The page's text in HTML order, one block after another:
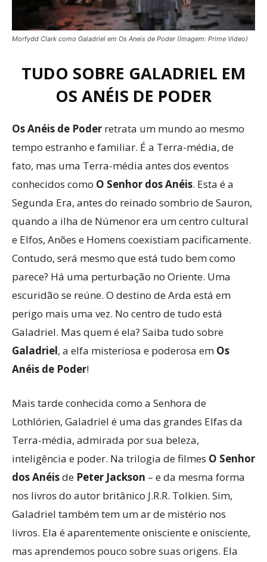
Morfydd Clark como Galadriel em Os Aneis de Poder (Imagem: Prime Video)
TUDO SOBRE GALADRIEL EM
OS ANÉIS DE PODER
Os Anéis de Poder retrata um mundo ao mesmo
tempo estranho e familiar. É a Terra-média, de
fato, mas uma Terra-média antes dos eventos
conhecidos como O Senhor dos Anéis. Esta é a
Segunda Era, antes do reinado sombrio de Sauron,
quando a ilha de Númenor era um centro cultural
e Elfos, Anões e Homens coexistiam pacificamente.
Contudo, será mesmo que está tudo bem como
parece? Há uma perturbação no Oriente. Uma
escuridão se reúne. O destino de Arda está em
perigo mais uma vez. No centro de tudo está
Galadriel. Mas quem é ela? Saiba tudo sobre
Galadriel, a elfa misteriosa e poderosa em Os
Anéis de Poder!
Mais tarde conhecida como a Senhora de
Lothlórien, Galadriel é uma das grandes Elfas da
Terra-média, admirada por sua beleza,
inteligência e poder. Na trilogia de filmes O Senhor
dos Anéisde Peter Jackson – e da mesma forma
nos livros do autor britânico J.R.R. Tolkien. Sim,
Galadriel também tem um ar de mistério nos
livros. Ela é aparentemente onisciente e onisciente,
mas aprendemos pouco sobre suas origens. Ela